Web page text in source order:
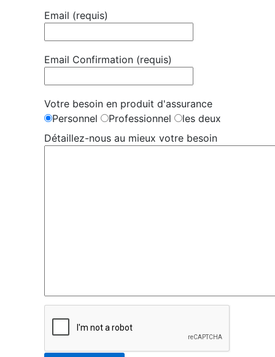
Email (requis)
Email Confirmation (requis)
Votre besoin en produit d'assurance
Personnel
Professionnel
les deux
Détaillez-nous au mieux votre besoin